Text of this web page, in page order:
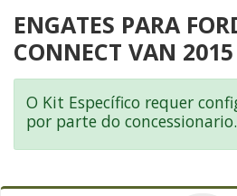
ENGATES PARA
CONNECT VAN 2015
O Kit Específico requer
por parte do concessionario.